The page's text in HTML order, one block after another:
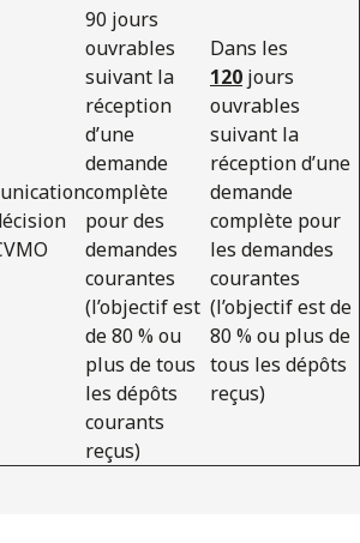
90 jours
ouvrables
suivant la
réception
d’une
demande
complète
pour des
demandes
courantes
(l’objectif est
de 80 % ou
plus de tous
les dépôts
courants
reçus)
Dans les
120 jours
ouvrables
suivant la
réception d’une
demande
complète pour
les demandes
courantes
(l’objectif est de
80 % ou plus de
tous les dépôts
reçus)